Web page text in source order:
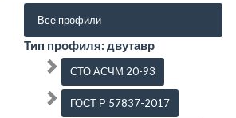
Все профили
Тип профиля: двутавр
СТО АСЧМ 20-93
ГОСТ Р 57837-2017